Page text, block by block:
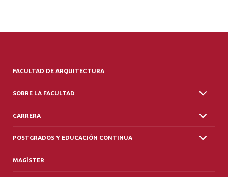
FACULTAD DE ARQUITECTURA
SOBRE LA FACULTAD
CARRERA
POSTGRADOS Y EDUCACIÓN CONTINUA
MAGÍSTER